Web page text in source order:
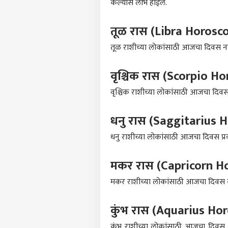
केल्यास लाभ होईल.
तूळ रास (Libra
तूळ राशीच्या लोकांसाठी आजचा दिवस
वृश्चिक रास (Scorpio
वृश्चिक राशीच्या लोकांसाठी आजचा
धनु रास (Saggitarius
धनु राशीच्या लोकांसाठी आजचा दिवस
मकर रास (Capricorn
मकर राशीच्या लोकांसाठी आजचा दिवस
कुंभ रास (Aquarius
हॅलो गेस्ट
आमच्यासोबत जाहिरात करा
प्रायव्हसी पॉलिसी
करिअर
फीडबॅक